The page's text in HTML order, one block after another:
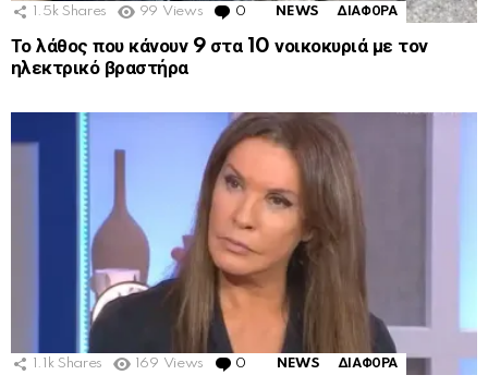
1.5k Shares 99 Views 0 Comments
NEWS ΔΙΑΦΟΡΑ
Το λάθος που κάνουν 9 στα 10 νοικοκυριά με τον
ηλεκτρικό βραστήρα
1.1k Shares 169 Views 0 Comments
NEWS ΔΙΑΦΟΡΑ